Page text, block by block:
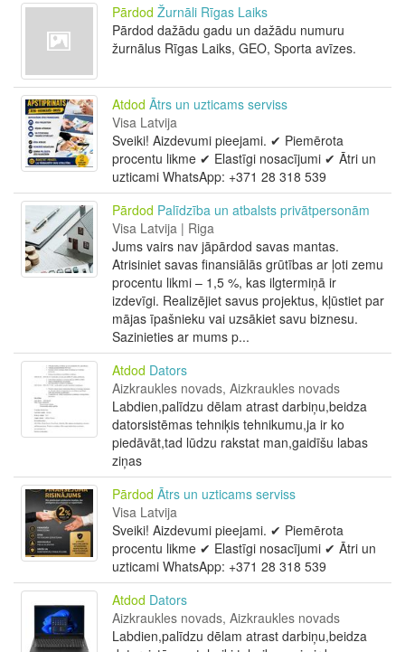
Pārdod Žurnāli Rīgas Laiks
Pārdod dažādu gadu un dažādu numuru
žurnālus Rīgas Laiks, GEO, Sporta avīzes.
Atdod Ātrs un uzticams serviss
Visa Latvija
Sveiki! Aizdevumi pieejami. ✔ Piemērota
procentu likme ✔ Elastīgi nosacījumi ✔ Ātri un
uzticami WhatsApp: +371 28 318 539
Pārdod Palīdzība un atbalsts privātpersonām
Visa Latvija | Riga
Jums vairs nav jāpārdod savas mantas.
Atrisiniet savas finansiālās grūtības ar ļoti zemu
procentu likmi – 1,5 %, kas ilgtermiņā ir
izdevīgi. Realizējiet savus projektus, kļūstiet par
mājas īpašnieku vai uzsākiet savu biznesu.
Sazinieties ar mums p...
Atdod Dators
Aizkraukles novads, Aizkraukles novads
Labdien,palīdzu dēlam atrast darbiņu,beidza
datorsistēmas tehniķis tehnikumu,ja ir ko
piedāvāt,tad lūdzu rakstat man,gaidīšu labas
ziņas
Pārdod Ātrs un uzticams serviss
Visa Latvija
Sveiki! Aizdevumi pieejami. ✔ Piemērota
procentu likme ✔ Elastīgi nosacījumi ✔ Ātri un
uzticami WhatsApp: +371 28 318 539
Atdod Dators
Aizkraukles novads, Aizkraukles novads
Labdien,palīdzu dēlam atrast darbiņu,beidza